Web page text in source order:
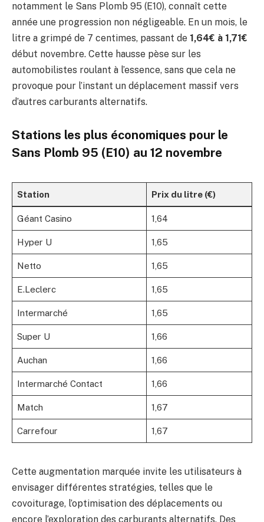
notamment le Sans Plomb 95 (E10), connaît cette
année une progression non négligeable. En un mois, le
litre a grimpé de 7 centimes, passant de 1,64€ à 1,71€
début novembre. Cette hausse pèse sur les
automobilistes roulant à l’essence, sans que cela ne
provoque pour l’instant un déplacement massif vers
d’autres carburants alternatifs.
Stations les plus économiques pour le
Sans Plomb 95 (E10) au 12 novembre
Station Prix du litre (€)
Géant Casino 1,64
Hyper U 1,65
Netto 1,65
E.Leclerc 1,65
Intermarché 1,65
Super U 1,66
Auchan 1,66
Intermarché Contact 1,66
Match 1,67
Carrefour 1,67
Cette augmentation marquée invite les utilisateurs à
envisager différentes stratégies, telles que le
covoiturage, l’optimisation des déplacements ou
encore l’exploration des carburants alternatifs. Des